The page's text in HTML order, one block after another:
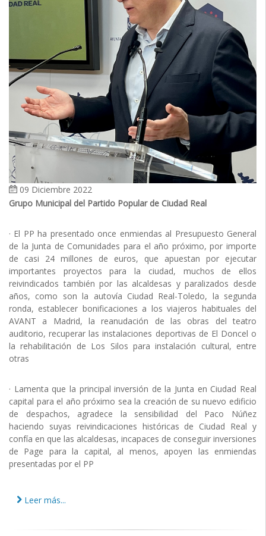
09 Diciembre 2022
Grupo Municipal del Partido Popular de Ciudad Real
· El PP ha presentado once enmiendas al Presupuesto General
de la Junta de Comunidades para el año próximo, por importe
de casi 24 millones de euros, que apuestan por ejecutar
importantes proyectos para la ciudad, muchos de ellos
reivindicados también por las alcaldesas y paralizados desde
años, como son la autovía Ciudad Real-Toledo, la segunda
ronda, establecer bonificaciones a los viajeros habituales del
AVANT a Madrid, la reanudación de las obras del teatro
auditorio, recuperar las instalaciones deportivas de El Doncel o
la rehabilitación de Los Silos para instalación cultural, entre
otras
· Lamenta que la principal inversión de la Junta en Ciudad Real
capital para el año próximo sea la creación de su nuevo edificio
de despachos, agradece la sensibilidad del Paco Núñez
haciendo suyas reivindicaciones históricas de Ciudad Real y
confía en que las alcaldesas, incapaces de conseguir inversiones
de Page para la capital, al menos, apoyen las enmiendas
presentadas por el PP
Leer más...